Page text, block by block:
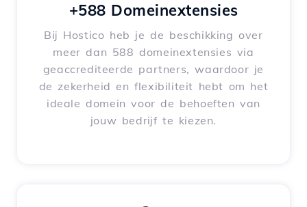
+588 Domeinextensies
Bij Hostico heb je de beschikking over
meer dan 588 domeinextensies via
geaccrediteerde partners, waardoor je
de zekerheid en flexibiliteit hebt om het
ideale domein voor de behoeften van
jouw bedrijf te kiezen.